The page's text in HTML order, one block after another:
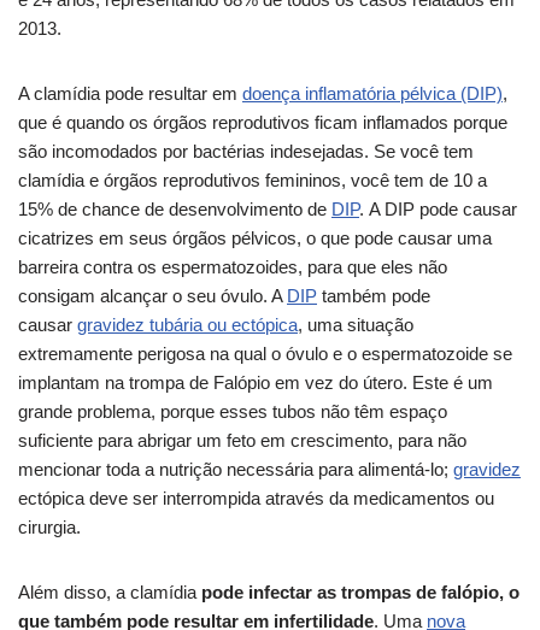
2013.
A clamídia pode resultar em doença inflamatória pélvica (DIP),
que é quando os órgãos reprodutivos ficam inflamados porque
são incomodados por bactérias indesejadas. Se você tem
clamídia e órgãos reprodutivos femininos, você tem de 10 a
15% de chance de desenvolvimento de DIP. A DIP pode causar
cicatrizes em seus órgãos pélvicos, o que pode causar uma
barreira contra os espermatozoides, para que eles não
consigam alcançar o seu óvulo. A DIP também pode
causar gravidez tubária ou ectópica, uma situação
extremamente perigosa na qual o óvulo e o espermatozoide se
implantam na trompa de Falópio em vez do útero. Este é um
grande problema, porque esses tubos não têm espaço
suficiente para abrigar um feto em crescimento, para não
mencionar toda a nutrição necessária para alimentá-lo; gravidez
ectópica deve ser interrompida através da medicamentos ou
cirurgia.
Além disso, a clamídia pode infectar as trompas de falópio, o
que também pode resultar em infertilidade. Uma nova